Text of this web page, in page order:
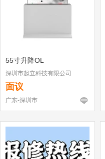
55寸升降OL
深圳市起立科技有限公司
面议
广东-深圳市